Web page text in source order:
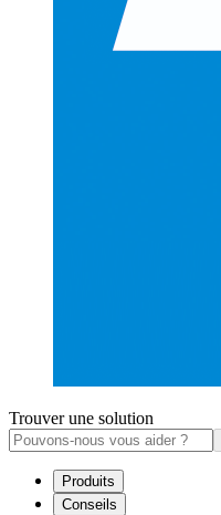
Trouver une solution
Produits
Conseils